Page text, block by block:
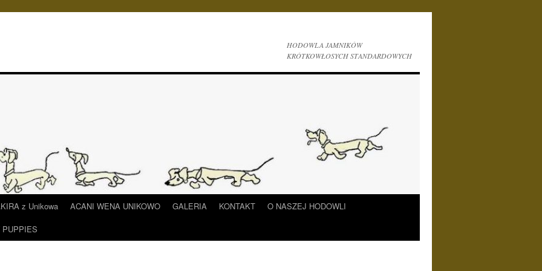
HODOWLA JAMNIKÓW
KRÓTKOWŁOSYCH STANDARDOWYCH
z Unikowa ACANI WENA UNIKOWO GALERIA KONTAKT
O NASZEJ HODOWLI